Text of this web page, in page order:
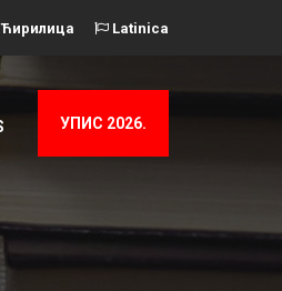
Ћирилица Latinica
УПИС 2026.